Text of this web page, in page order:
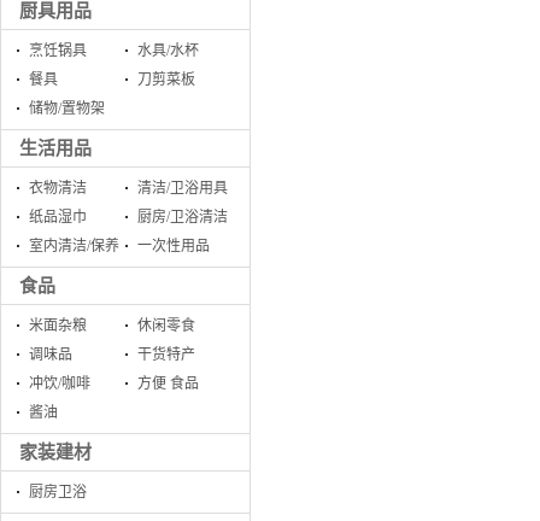
厨具用品
烹饪锅具
水具/水杯
餐具
刀剪菜板
储物/置物架
生活用品
衣物清洁
清洁/卫浴用具
纸品湿巾
厨房/卫浴清洁
室内清洁/保养
一次性用品
食品
米面杂粮
休闲零食
调味品
干货特产
冲饮/咖啡
方便 食品
酱油
家装建材
厨房卫浴